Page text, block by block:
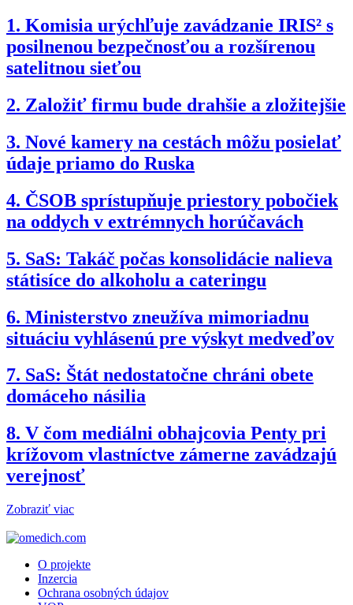
1. Komisia urýchľuje zavádzanie IRIS² s
posilnenou bezpečnosťou a rozšírenou
satelitnou sieťou
2. Založiť firmu bude drahšie a zložitejšie
3. Nové kamery na cestách môžu posielať
údaje priamo do Ruska
4. ČSOB sprístupňuje priestory pobočiek
na oddych v extrémnych horúčavách
5. SaS: Takáč počas konsolidácie nalieva
státisíce do alkoholu a cateringu
6. Ministerstvo zneužíva mimoriadnu
situáciu vyhlásenú pre výskyt medveďov
7. SaS: Štát nedostatočne chráni obete
domáceho násilia
8. V čom mediálni obhajcovia Penty pri
krížovom vlastníctve zámerne zavádzajú
verejnosť
Zobraziť viac
O projekte
Inzercia
Ochrana osobných údajov